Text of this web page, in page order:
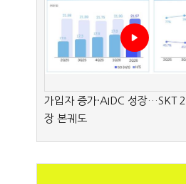
가입자 증가·AIDC 성장…SKT
장 본궤도